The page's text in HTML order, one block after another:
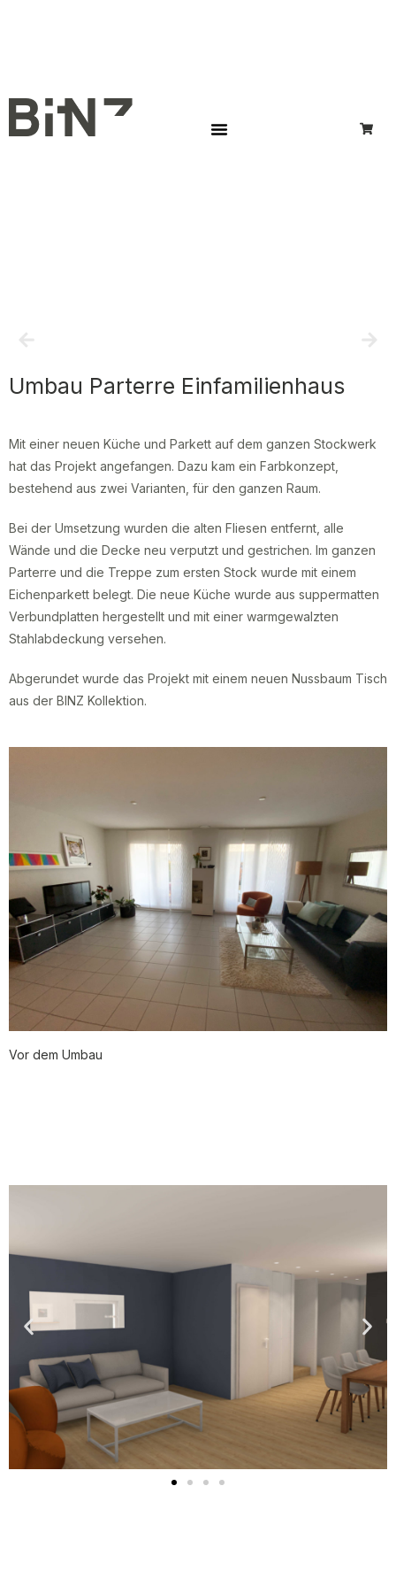
Umbau Parterre Einfamilienhaus
Mit einer neuen Küche und Parkett auf dem ganzen Stockwerk
hat das Projekt angefangen. Dazu kam ein Farbkonzept,
bestehend aus zwei Varianten, für den ganzen Raum.
Bei der Umsetzung wurden die alten Fliesen entfernt, alle
Wände und die Decke neu verputzt und gestrichen. Im ganzen
Parterre und die Treppe zum ersten Stock wurde mit einem
Eichenparkett belegt. Die neue Küche wurde aus suppermatten
Verbundplatten hergestellt und mit einer warmgewalzten
Stahlabdeckung versehen.
Abgerundet wurde das Projekt mit einem neuen Nussbaum Tisch
aus der BINZ Kollektion.
Vor dem Umbau